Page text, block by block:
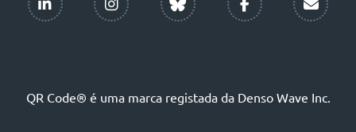
QR Code® é uma marca registada da Denso Wave Inc.